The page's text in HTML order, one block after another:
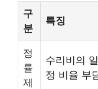
구
분
특징
정
률
제
수리비의 일
정 비율 부